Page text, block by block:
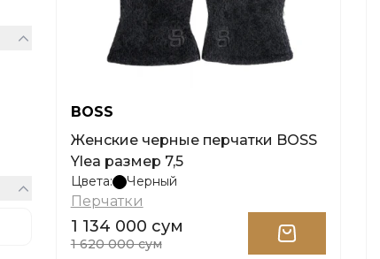
BOSS
Женские черные перчатки BOSS
Ylea размер 7,5
Цвета: Черный
Перчатки
1 134 000 сум
1 620 000 сум